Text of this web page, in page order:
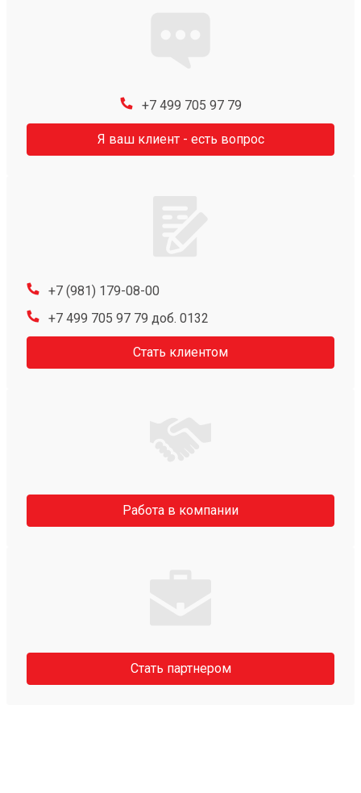
+7 499 705 97 79
Я ваш клиент - есть вопрос
+7 (981) 179-08-00
+7 499 705 97 79 доб. 0132
Стать клиентом
Работа в компании
Стать партнером